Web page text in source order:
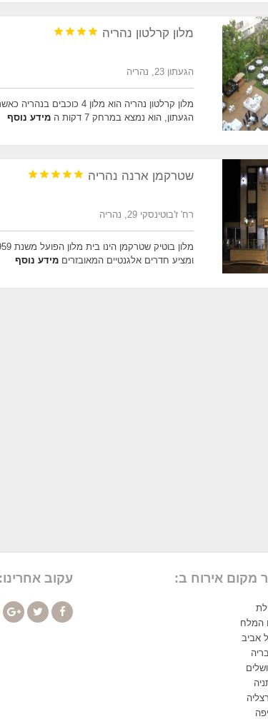
מלון קרלטון נהריה 



הגעתון 23, נהריה
מלון קרלטון נהריה הוא מלון 4
הגעתון, הוא נמצא במרחק 7 דקות ה
מידע נוסף
שטרקמן ארנה נהריה 




רח' ז'בוטינסקי 29, נהריה
ומציע חדרים אלגנטיים המאובזרים מידע נוסף
מקום אירוח ב:
המלח
אביב
עקוב אחרינו: